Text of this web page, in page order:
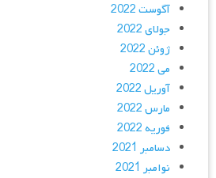
آگوست 2022
جولای 2022
ژوئن 2022
می 2022
آوریل 2022
مارس 2022
فوریه 2022
دسامبر 2021
نوامبر 2021